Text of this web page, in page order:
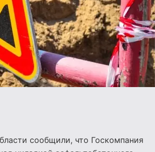
сообщили, что Госкомпания